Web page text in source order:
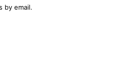
by email.